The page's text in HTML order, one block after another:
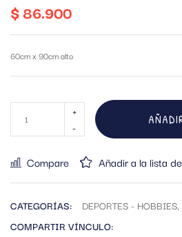
$86.900
60cm x 90cm alto
Compare Añadir a la lista
CATEGORÍAS: DEPORTES - HOBBIES,
COMPARTIR VÍNCULO: